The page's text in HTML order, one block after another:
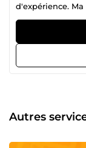
d'expérience.
bout des
pour le design
Gunivers, je
de vos projets.
uniques ✅
des designs qui
audience. Faites
Autres